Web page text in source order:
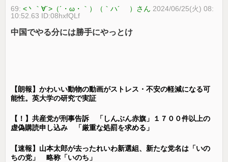
69:<丶｀∀´>（´・ω・｀）（｀ハ´ ）さん 2024/06/25(火) 08:
10:52.63 ID:08hxfQLf
中国でやる分には勝手にやっとけ
【朗報】かわいい動物の動画がストレス・不安の軽減になる可
能性。英大学の研究で実証
【！】共産党が刑事告訴 「しんぶん赤旗」１７００件以上の
虚偽購読申し込み 「厳重な処罰を求める」
【速報】山本太郎が去ったれいわ新選組、新たな党名は「いの
ちの党」 略称「いのち」